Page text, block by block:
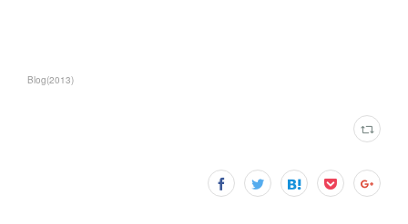
Blog(2013)